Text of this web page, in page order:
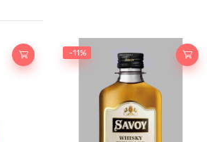
-11%